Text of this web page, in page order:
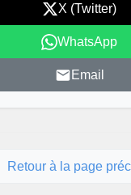
X (Twitter)
WhatsApp
Email
Retour à la page